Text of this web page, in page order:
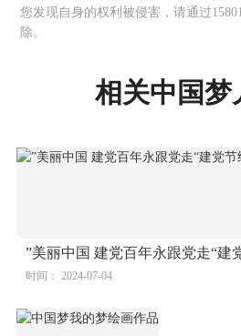
您发现自身的权利被侵害，请通过
除。
相关中国梦
”美丽中国 建党百年永跟党走“建
时间： 2024-07-04